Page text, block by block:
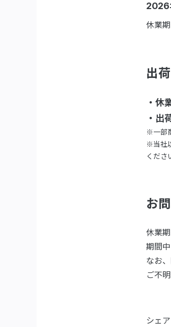
2026
休業
出
・休
・
※一部
※当社
くださ
お
休業
期間
なお
ご不
シェア